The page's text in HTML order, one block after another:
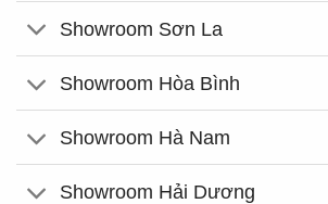
Showroom Sơn La
Showroom Hòa Bình
Showroom Hà Nam
Showroom Hải Dương